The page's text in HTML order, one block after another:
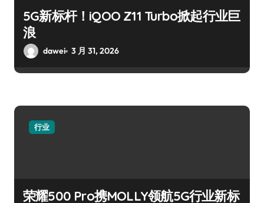
5G新标杆！iQOO Z11 Turbo掀起行业巨
浪
dawei 3 月 31, 2026
行业
荣耀500 Pro携MOLLY领航5G行业新标